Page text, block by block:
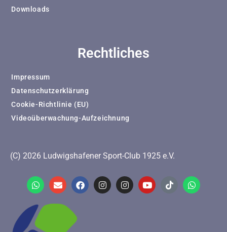
Downloads
Rechtliches
Impressum
Datenschutzerklärung
Cookie-Richtlinie (EU)
Videoüberwachung-Aufzeichnung
(C) 2026 Ludwigshafener Sport-Club 1925 e.V.